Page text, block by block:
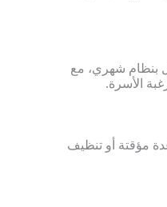
بنظام شهري، مع
الأسرة.
مؤقتة أو تنظيف